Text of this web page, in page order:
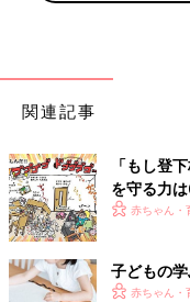
また、お友だちをたた
える？」「ママも一緒
★4歳代
先のことを考えること
先を予測する力がつく
とを提案しながら、先
関連記事
「もし登
を守る力
家が提言【
赤ちゃん・
子どもの
赤ちゃん・